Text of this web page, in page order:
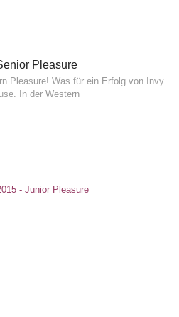
Pleasure
Pleasure! Was für ein Erfolg von Invy
In der Western